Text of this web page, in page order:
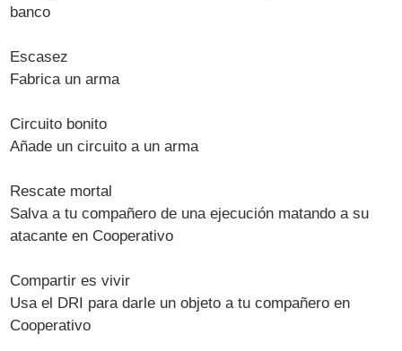
banco
Escasez
Fabrica un arma
Circuito bonito
Añade un circuito a un arma
Rescate mortal
Salva a tu compañero de una ejecución matando a su
atacante en Cooperativo
Compartir es vivir
Usa el DRI para darle un objeto a tu compañero en
Cooperativo